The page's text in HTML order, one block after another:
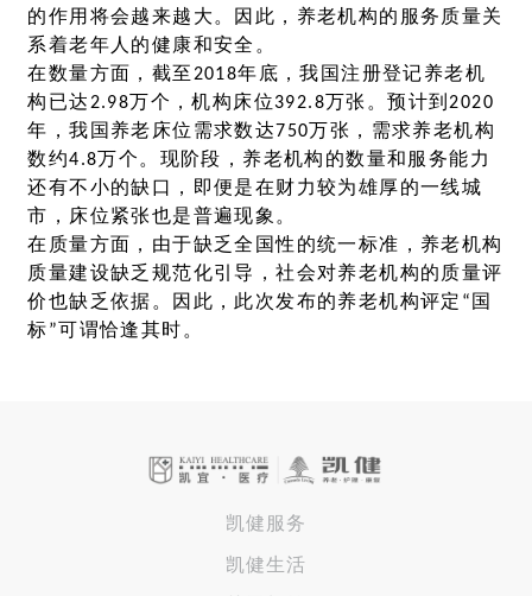
的作用将会越来越大。因此，养老机构的服务质量关
系着老年人的健康和安全。
在数量方面，截至2018年底，我国注册登记养老机
构已达2.98万个，机构床位392.8万张。预计到2020
年，我国养老床位需求数达750万张，需求养老机构
数约4.8万个。现阶段，养老机构的数量和服务能力
还有不小的缺口，即便是在财力较为雄厚的一线城
市，床位紧张也是普遍现象。
在质量方面，由于缺乏全国性的统一标准，养老机构
质量建设缺乏规范化引导，社会对养老机构的质量评
价也缺乏依据。因此，此次发布的养老机构评定“国
标”可谓恰逢其时。
凯健服务
凯健生活